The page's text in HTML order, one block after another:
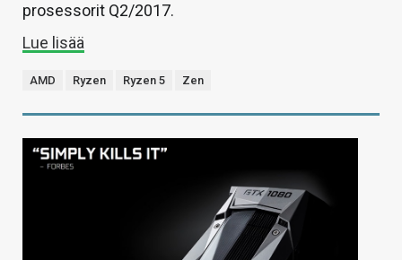
prosessorit Q2/2017.
Lue lisää
AMD Ryzen Ryzen 5 Zen